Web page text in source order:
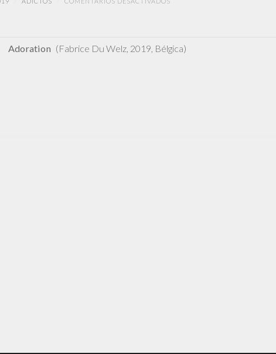
Adoration (Fabrice Du Welz, 2019, Bélgica)